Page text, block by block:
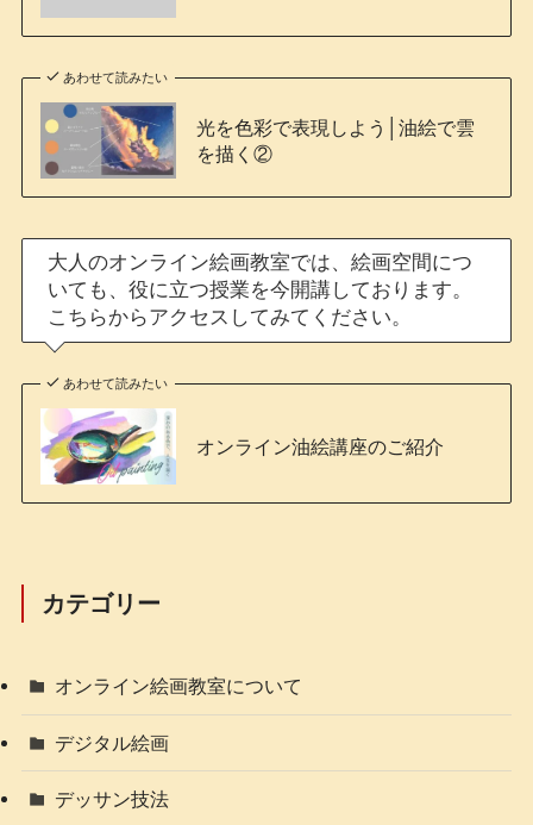
あわせて読みたい
光を色彩で表現しよう│油絵で雲
を描く②
大人のオンライン絵画教室では、絵画空間につ
いても、役に立つ授業を今開講しております。
こちらからアクセスしてみてください。
あわせて読みたい
オンライン油絵講座のご紹介
カテゴリー
オンライン絵画教室について
デジタル絵画
デッサン技法